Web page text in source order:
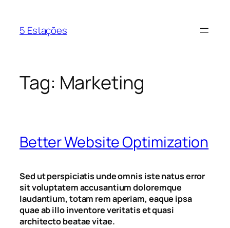
5 Estações
Tag: Marketing
Better Website Optimization
Sed ut perspiciatis unde omnis iste natus error
sit voluptatem accusantium doloremque
laudantium, totam rem aperiam, eaque ipsa
quae ab illo inventore veritatis et quasi
architecto beatae vitae.